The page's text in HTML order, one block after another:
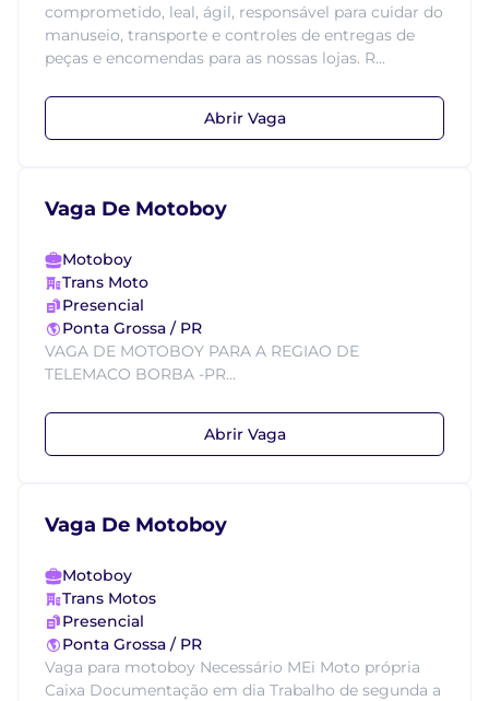
comprometido, leal, ágil, responsável para cuidar do
manuseio, transporte e controles de entregas de
peças e encomendas para as nossas lojas. R...
Abrir Vaga
Vaga De Motoboy
Motoboy
Trans Moto
Presencial
Ponta Grossa / PR
VAGA DE MOTOBOY PARA A REGIAO DE
TELEMACO BORBA -PR...
Abrir Vaga
Vaga De Motoboy
Motoboy
Trans Motos
Presencial
Ponta Grossa / PR
Vaga para motoboy Necessário MEi Moto própria
Caixa Documentação em dia Trabalho de segunda a